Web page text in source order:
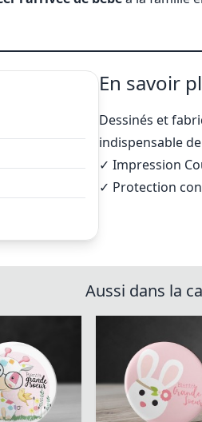
En savoir
Dessinés et
indispensable
✓Impression
✓ Protection
Aussi dans la